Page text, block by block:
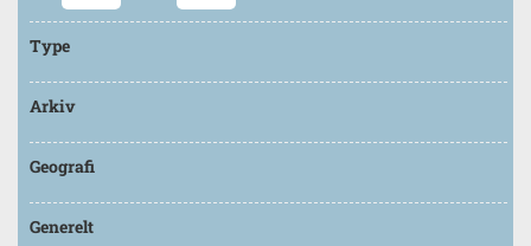
Type
Arkiv
Geografi
Generelt